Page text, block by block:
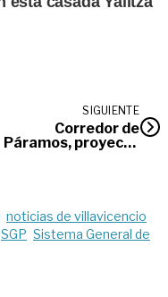
SIGUIENTE
Corredor de
Páramos, proyecto
noticias de villavicencio
SGP Sistema General de